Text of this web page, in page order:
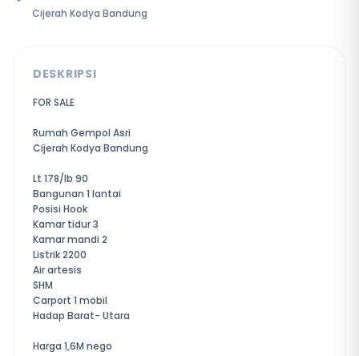
Cijerah Kodya Bandung
DESKRIPSI
FOR SALE
Rumah Gempol Asri
Cijerah Kodya Bandung
Lt 178/lb 90
Bangunan 1 lantai
Posisi Hook
Kamar tidur 3
Kamar mandi 2
Listrik 2200
Air artesis
SHM
Carport 1 mobil
Hadap Barat- Utara
Harga 1,6M nego